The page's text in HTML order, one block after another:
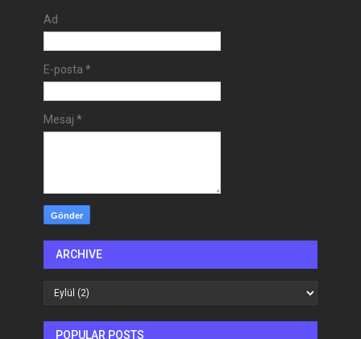
Ad
E-posta *
Mesaj *
ARCHIVE
POPULAR POSTS